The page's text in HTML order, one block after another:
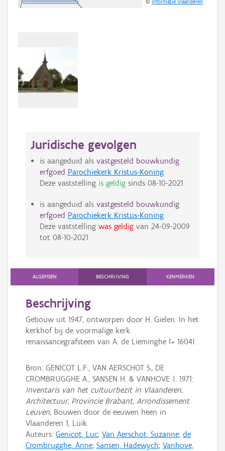
©Informatie Vlaanderen
Juridische gevolgen
is aangeduid als vastgesteld bouwkundig
erfgoed Parochiekerk Kristus-Koning
Deze vaststelling is geldigsinds 08-10-2021
is aangeduid als vastgesteld bouwkundig
erfgoed Parochiekerk Kristus-Koning
Deze vaststelling was geldigvan 24-09-2009
tot 08-10-2021
ALGEMEEN BESCHRIJVING KENMERKEN
Beschrijving
Gebouw uit 1947, ontworpen door H. Gielen. In het
kerkhof bij de voormalige kerk
renaissancegrafsteen van A. de Lieminghe (+ 1604).
Bron: GENICOT L.F., VAN AERSCHOT S., DE
CROMBRUGGHE A., SANSEN H. & VANHOVE J. 1971:
Inventaris van het cultuurbezit in Vlaanderen,
Architectuur, Provincie Brabant, Arrondissement
Leuven, Bouwen door de eeuwen heen in
Vlaanderen 1, Luik.
Auteurs: Genicot, Luc; Van Aerschot, Suzanne; de
Crombrugghe, Anne; Sansen, Hadewych; Vanhove,